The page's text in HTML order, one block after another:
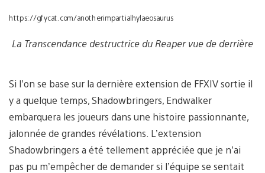
https://gfycat.com/anotherimpartialhylaeosaurus
La Transcendance destructrice du Reaper vue de derrière
Si l’on se base sur la dernière extension de FFXIV sortie il
y a quelque temps, Shadowbringers, Endwalker
embarquera les joueurs dans une histoire passionnante,
jalonnée de grandes révélations. L’extension
Shadowbringers a été tellement appréciée que je n’ai
pas pu m’empêcher de demander si l’équipe se sentait